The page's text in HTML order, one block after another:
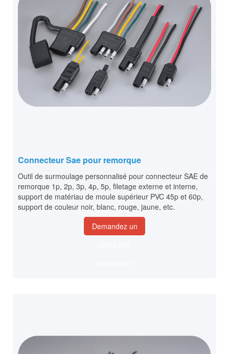
Connecteur Sae pour remorque
Outil de surmoulage personnalisé pour connecteur SAE de
remorque 1p, 2p, 3p, 4p, 5p, filetage externe et interne,
support de matériau de moule supérieur PVC 45p et 60p,
support de couleur noir, blanc, rouge, jaune, etc.
Demandez un